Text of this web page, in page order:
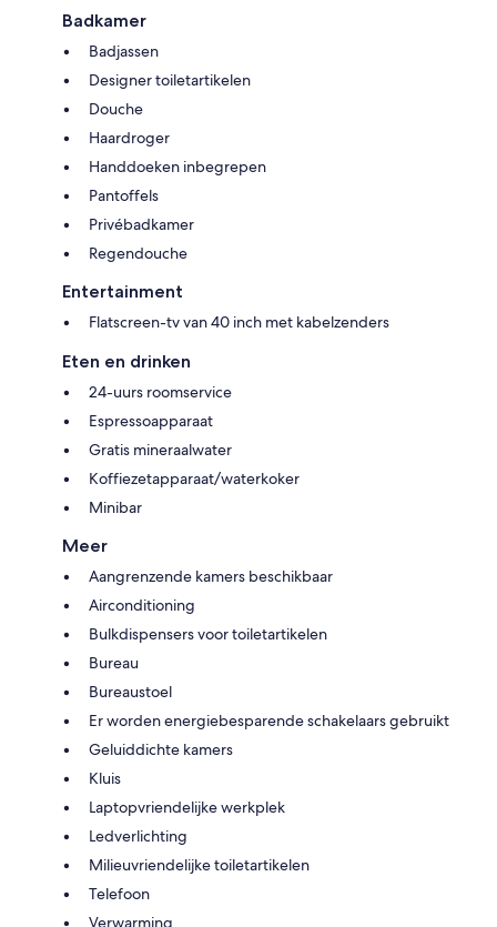
Badkamer
Badjassen
Designer toiletartikelen
Douche
Haardroger
Handdoeken inbegrepen
Pantoffels
Privébadkamer
Regendouche
Entertainment
Flatscreen-tv van 40 inch met kabelzenders
Eten en drinken
24-uurs roomservice
Espressoapparaat
Gratis mineraalwater
Koffiezetapparaat/waterkoker
Minibar
Meer
Aangrenzende kamers beschikbaar
Airconditioning
Bulkdispensers voor toiletartikelen
Bureau
Bureaustoel
Er worden energiebesparende schakelaars gebruikt
Geluiddichte kamers
Kluis
Laptopvriendelijke werkplek
Ledverlichting
Milieuvriendelijke toiletartikelen
Telefoon
Verwarming